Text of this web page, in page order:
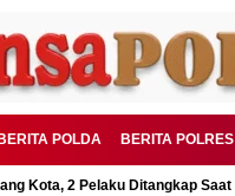
BERITA POLDA BERITA POLRES
Pelaku Ditangkap Saat Beraksi